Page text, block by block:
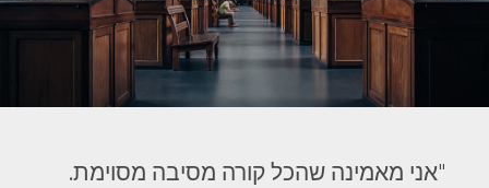
"אני מאמינה שהכל קורה מסיבה מסוימת.